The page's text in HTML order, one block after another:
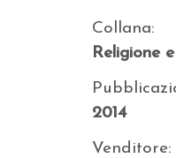
Collana:
Religione
2014
Venditore: